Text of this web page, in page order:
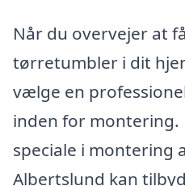
Når du overvejer at
tørretumbler i dit
vælge en
inden for montering.
speciale i montering
Albertslund kan